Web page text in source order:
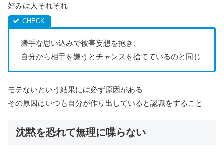
好みは人それぞれ
勝手な思い込みで被害妄想を抱き、
自分から相手を嫌うとチャンスを捨てているのと同じ
モテないという結果には必ず原因がある
その原因はいつも自分が作り出していると認識をすること
沈黙を恐れて無理に喋らない